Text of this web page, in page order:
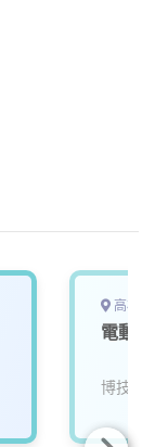
高雄
電動
博技科